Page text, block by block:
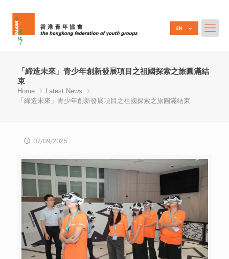
「締造未來」青少年創新發展項目之祖國探索之旅圓滿結
束
Home
Latest News
「締造未來」青少年創新發展項目之祖國探索之旅圓滿結束
07/09/2025